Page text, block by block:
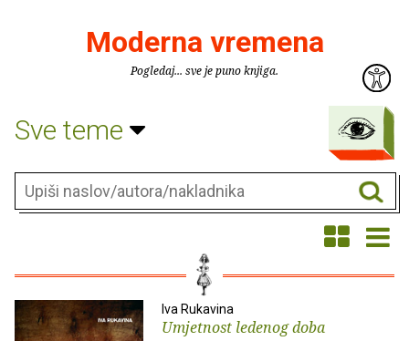
Moderna vremena
Pogledaj... sve je puno knjiga.
Sve teme
Iva Rukavina
Umjetnost ledenog doba